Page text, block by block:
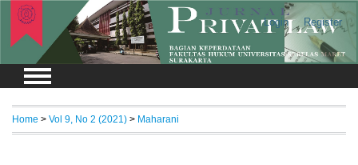
Login Register
Home > Vol 9, No 2 (2021) > Maharani